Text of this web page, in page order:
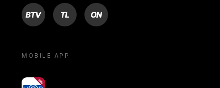
BTV TL ON
MOBILE APP
yoU@B